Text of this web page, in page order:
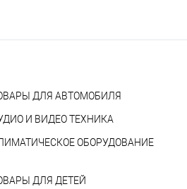
ДЛЯ АВТОМОБИЛЯ
И ВИДЕО ТЕХНИКА
ОБОРУДОВАНИЕ
ДЛЯ ДЕТЕЙ